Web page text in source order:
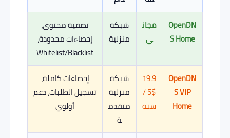
OpenDN
S Home
مجان
ي
شبكة
منزلية
تصفية محتوى،
إحصاءات محدودة،
Whitelist/Blacklist
OpenDN
S VIP
Home
19.9
5$ /
سنة
شبكة
منزلية
متقدم
ة
إحصاءات كاملة،
تسجيل الطلبات، دعم
أولوي